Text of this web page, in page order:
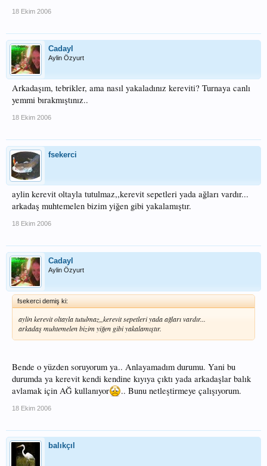
18 Ekim 2006
Cadayl
Aylin Özyurt
Arkadaşım, tebrikler, ama nasıl yakaladınız kereviti? Turnaya canlı
yemmi bırakmıştınız..
18 Ekim 2006
fsekerci
aylin kerevit oltayla tutulmaz,,kerevit sepetleri yada ağları vardır...
arkadaş muhtemelen bizim yiğen gibi yakalamıştır.
18 Ekim 2006
Cadayl
Aylin Özyurt
fsekerci demiş ki:
aylin kerevit oltayla tutulmaz,,kerevit sepetleri yada ağları vardır...
arkadaş muhtemelen bizim yiğen gibi yakalamıştır.
Bende o yüzden soruyorum ya.. Anlayamadım durumu. Yani bu
durumda ya kerevit kendi kendine kıyıya çıktı yada arkadaşlar balık
avlamak için AĞ kullanıyor
.. Bunu netleştirmeye çalışıyorum.
18 Ekim 2006
balıkçıl